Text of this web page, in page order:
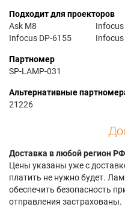
Подходит для проекторов
Ask M8
Infocus DP-6155
Infocus
Infocus
Партномер
SP-LAMP-031
Альтернативные
21226
Доставка в любой регион
Цены указаны уже с
платить не нужно будет.
обеспечить безопасность
отправления застрахованы.